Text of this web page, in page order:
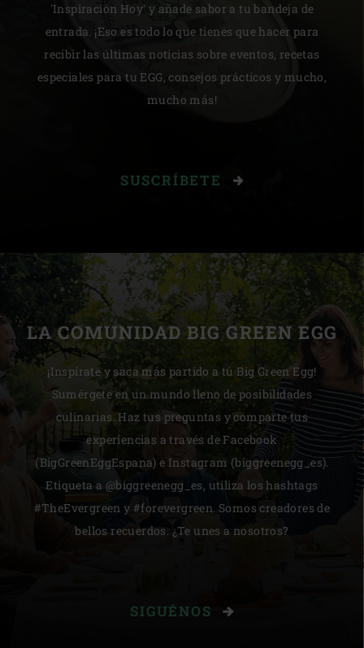
'Inspiración Hoy' y añade sabor a tu bandeja de
entrada. ¡Eso es todo lo que tienes que hacer para
recibir las últimas noticias sobre eventos, recetas
especiales para tu EGG, consejos prácticos y mucho,
mucho más!
SUSCRÍBETE
LA COMUNIDAD BIG GREEN EGG
¡Inspírate y saca más partido a tú Big Green Egg!
Sumérgete en un mundo lleno de posibilidades
culinarias. Haz tus preguntas y comparte tus
experiencias a través de Facebook
(BigGreenEggEspana) e Instagram (biggreenegg_es).
Etiqueta a @biggreenegg_es, utiliza los hashtags
#TheEvergreen y #forevergreen. Somos creadores de
bellos recuerdos. ¿Te unes a nosotros?
SIGUÉNOS